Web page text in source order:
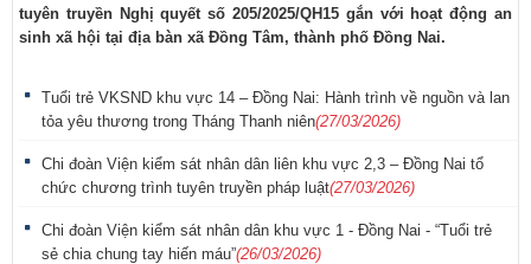
tuyên truyền Nghị quyết số 205/2025/QH15 gắn với hoạt động an
sinh xã hội tại địa bàn xã Đồng Tâm, thành phố Đồng Nai.
Tuổi trẻ VKSND khu vực 14 – Đồng Nai: Hành trình về nguồn và lan
tỏa yêu thương trong Tháng Thanh niên(27/03/2026)
Chi đoàn Viện kiểm sát nhân dân liên khu vực 2,3 – Đồng Nai tổ
chức chương trình tuyên truyền pháp luật(27/03/2026)
Chi đoàn Viện kiểm sát nhân dân khu vực 1 - Đồng Nai - “Tuổi trẻ
sẻ chia chung tay hiến máu”(26/03/2026)